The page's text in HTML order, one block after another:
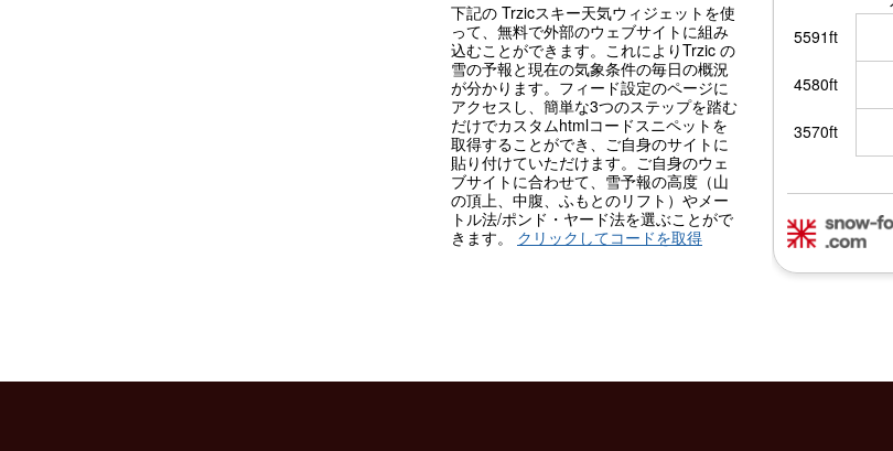
下記の Trzicスキー天気ウィジェットを使
って、無料で外部のウェブサイトに組み
込むことができます。これによりTrzic の
雪の予報と現在の気象条件の毎日の概況
が分かります。フィード設定のページに
アクセスし、簡単な3つのステップを踏む
だけでカスタムhtmlコードスニペットを
取得することができ、ご自身のサイトに
貼り付けていただけます。ご自身のウェ
ブサイトに合わせて、雪予報の高度（山
の頂上、中腹、ふもとのリフト）やメー
トル法/ポンド・ヤード法を選ぶことがで
きます。 クリックしてコードを取得